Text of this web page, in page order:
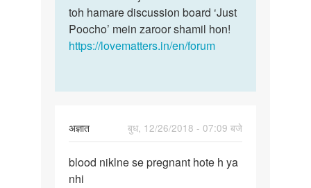
toh hamare discussion board ‘Just
Poocho’ mein zaroor shamil hon!
https://lovematters.in/en/forum
अज्ञात
बुध, 12/26/2018 - 07:09 बजे
blood
niklne
blood niklne se pregnant hote h ya
nhi